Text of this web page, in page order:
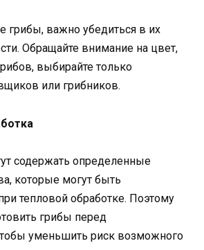
грибы, важно убедиться в их
Обращайте внимание на цвет,
выбирайте только
или грибников.
содержать определенные
которые могут быть
тепловой обработке. Поэтому
грибы перед
уменьшить риск возможного